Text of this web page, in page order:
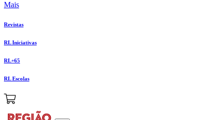
Mais
Revistas
RL Iniciativas
RL+65
RL Escolas